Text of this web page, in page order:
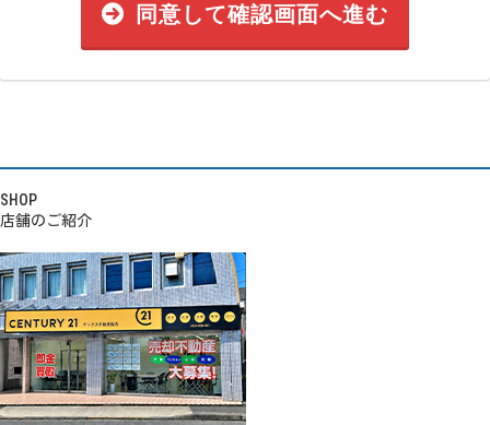
同意して確認画面へ進む
SHOP
店舗のご紹介